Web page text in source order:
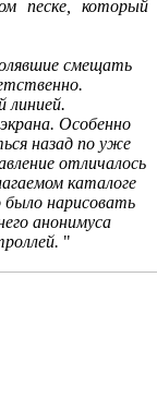
песке, который
смещать
линией.
Особенно
назад по уже
отличалось
каталоге
нарисовать
анонимуса
"